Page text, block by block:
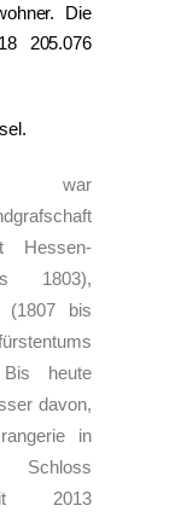
Die
205.076
Hessen-
1803),
(1807 bis
heute
davon,
in
2013